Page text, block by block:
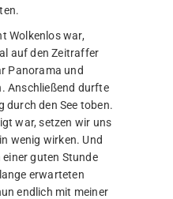
Wolkenlos war,
auf den Zeitraffer
Panorama und
Anschließend durfte
durch den See toben.
war, setzen wir uns
wenig wirken. Und
guten Stunde
erwarteten
endlich mit meiner